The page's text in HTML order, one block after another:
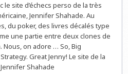
SITE
DE
JENNIFER
SHAHADE
le site d’échecs perso de la très
Jennifer Shahade. Au
du poker, des livres décalés type
une partie entre deux clones de
Nous, on adore … So, Big
Great Jenny! Le site de la
Shahade